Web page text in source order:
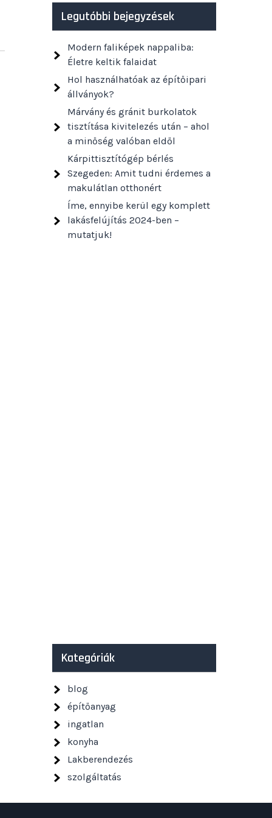
Legutóbbi bejegyzések
Modern faliképek nappaliba:
Életre keltik falaidat
Hol használhatóak az építőipari
állványok?
Márvány és gránit burkolatok
tisztítása kivitelezés után – ahol
a minőség valóban eldől
Kárpittisztítógép bérlés
Szegeden: Amit tudni érdemes a
makulátlan otthonért
Íme, ennyibe kerül egy komplett
lakásfelújítás 2024-ben –
mutatjuk!
Kategóriák
blog
építőanyag
ingatlan
konyha
Lakberendezés
szolgáltatás